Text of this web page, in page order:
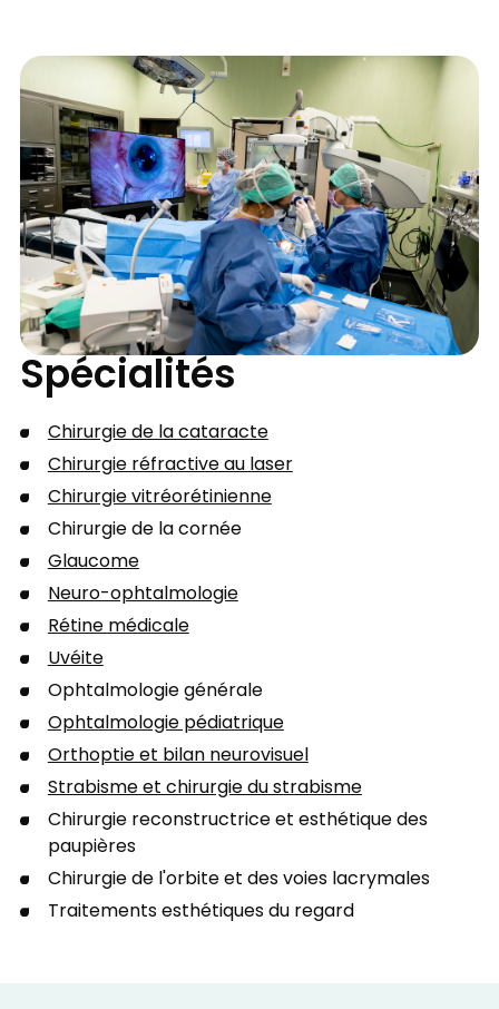
Spécialités
Chirurgie de la cataracte
Chirurgie réfractive au laser
Chirurgie vitréorétinienne
Chirurgie de la cornée
Glaucome
Neuro-ophtalmologie
Rétine médicale
Uvéite
Ophtalmologie générale
Ophtalmologie pédiatrique
Orthoptie et bilan neurovisuel
Strabisme et chirurgie du strabisme
Chirurgie reconstructrice et esthétique des
paupières
Chirurgie de l'orbite et des voies lacrymales
Traitements esthétiques du regard